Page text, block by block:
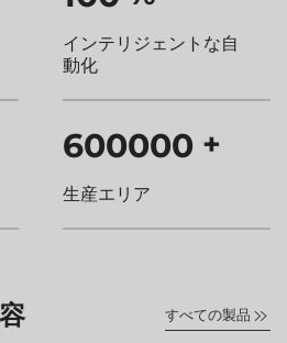
インテリジェントな自
動化
600000 +
生産エリア
すべての製品